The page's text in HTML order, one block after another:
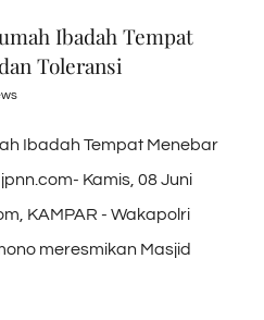
Ibadah Tempat
Toleransi
Ibadah Tempat Menebar
Kamis, 08 Juni
KAMPAR - Wakapolri
meresmikan Masjid